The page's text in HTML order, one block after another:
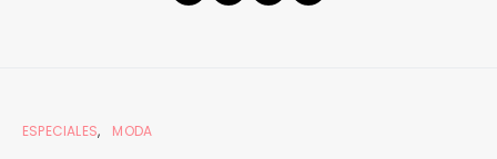
ESPECIALES MODA